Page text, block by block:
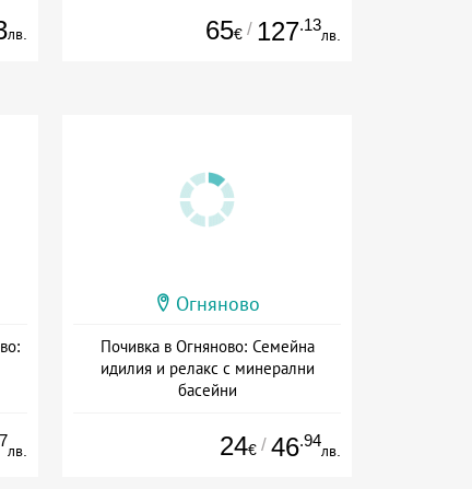
лв. 65€ / 127.13
лв.
лв.
Огняново
Почивка в Огняново: Семейна
идилия и релакс с минерални
басейни
24€ / 46.94
лв.